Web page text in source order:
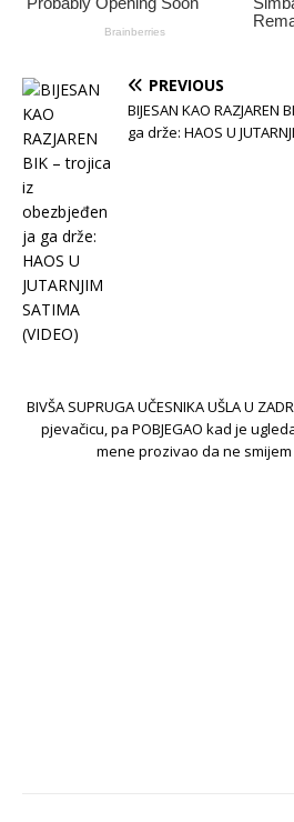
PREVIOUS
BIJESAN KAO
ga drže: HAOS U
BIVŠA SUPRUGA UČESNIKA UŠLA U
pjevačicu, pa POBJEGAO kad je
mene prozivao da ne